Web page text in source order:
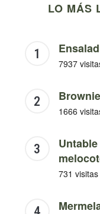
LO MÁS
7937
1666
731 visitas